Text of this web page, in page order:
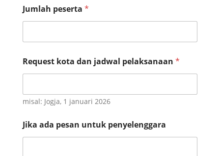
Jumlah peserta *
Request kota dan jadwal pelaksanaan *
misal: Jogja, 1 januari 2026
h
a
Jika ada pesan untuk penyelenggara